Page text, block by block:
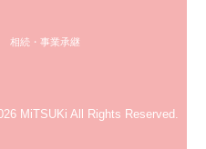
相続・事業承継
MiTSUKi All Rights Reserved.